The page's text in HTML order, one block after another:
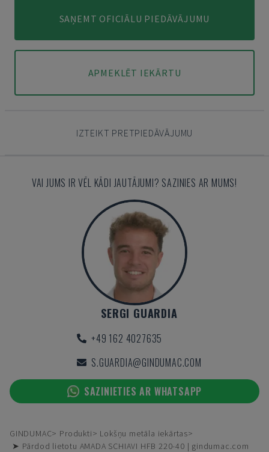
SAŅEMT OFICIĀLU PIEDĀVĀJUMU
APMEKLĒT IEKĀRTU
IZTEIKT PRETPIEDĀVĀJUMU
VAI JUMS IR VĒL KĀDI JAUTĀJUMI? SAZINIES AR MUMS!
SERGI GUARDIA
+49 162 4027635
S.GUARDIA@GINDUMAC.COM
SAZINIETIES AR WHATSAPP
GINDUMAC Produkti
Lokšņu metāla iekārtas
➤ Pārdod lietotu AMADA SCHIAVI HFB 220-40 | gindumac.com